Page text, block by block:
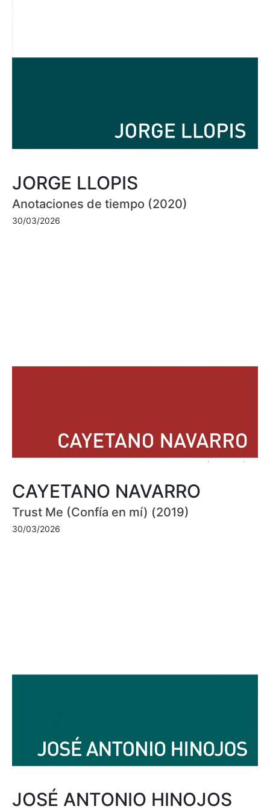
JORGE LLOPIS
Anotaciones de tiempo (2020)
30/03/2026
CAYETANO NAVARRO
Trust Me (Confía en mí) (2019)
30/03/2026
JOSÉ ANTONIO HINOJOS